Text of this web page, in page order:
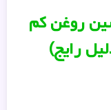
روغن کم